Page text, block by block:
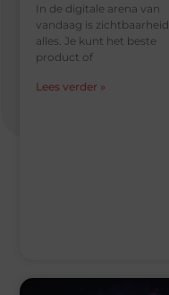
In de digitale arena van
vandaag is zichtbaarheid
alles. Je kunt het beste
product of
Lees verder »